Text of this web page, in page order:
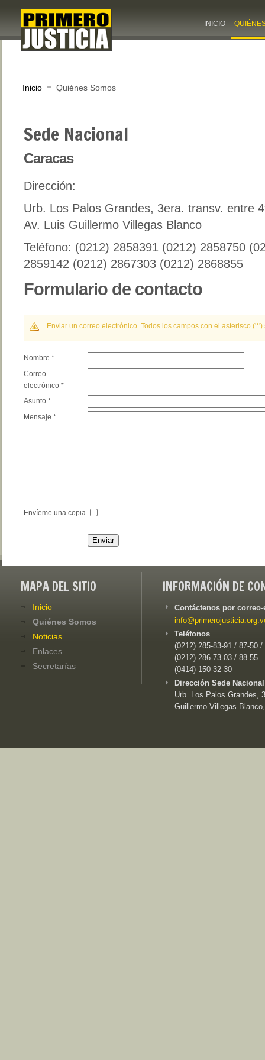
INICIO
Inicio Quiénes Somos
Sede Nacional
Caracas
Dirección:
Urb. Los Palos Grandes, 3era. transv. entre
Av. Luis Guillermo Villegas Blanco
Teléfono: (0212) 2858391 (0212) 2858750
2859142 (0212) 2867303 (0212) 2868855
Formulario de contacto
.Enviar un correo electrónico. Todos los campos con el asterisco
Nombre *
Correo
electrónico *
Asunto *
Mensaje *
Envíeme una copia
Enviar
MAPA DEL SITIO
Inicio
Quiénes Somos
Noticias
Enlaces
Secretarías
INFORMACIÓN DE
Contáctenos por
Teléfonos
(0212) 285-83-91 / 87-50 /
(0212) 286-73-03 / 88-55
(0414) 150-32-30
Dirección Sede
Urb. Los Palos Grandes,
Guillermo Villegas